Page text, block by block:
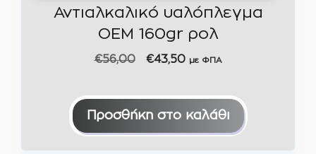
Αντιαλκαλικό υαλόπλεγμα
OEM 160gr ρολ
€56,00
Original
was:
€56,00.
€43,50Η
τιμή
είναι:
με ΦΠΑ
Προσθήκη στο καλάθι